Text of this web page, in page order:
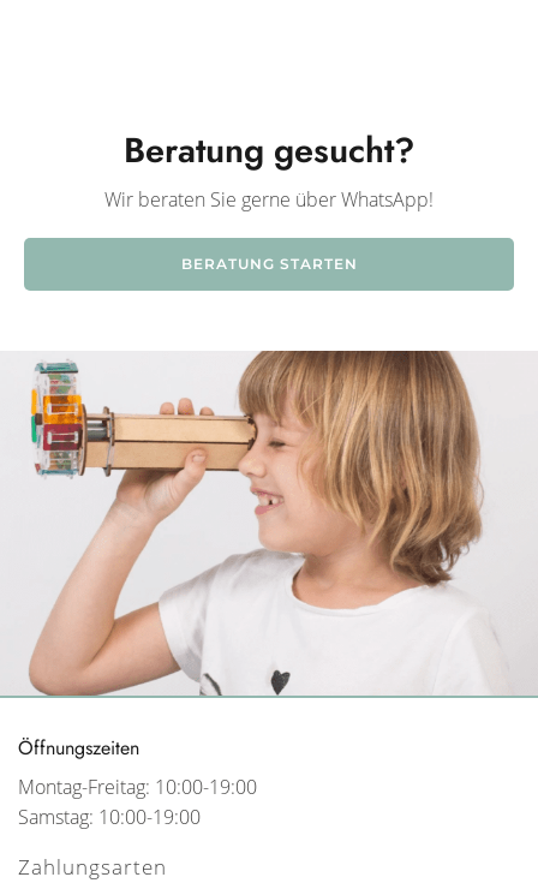
Beratung gesucht?
Wir beraten Sie gerne über WhatsApp!
BERATUNG STARTEN
Öffnungszeiten
Montag-Freitag: 10:00-19:00
Samstag: 10:00-19:00
Zahlungsarten